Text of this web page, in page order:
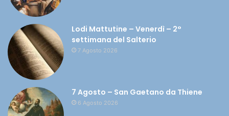
Lodi Mattutine – Venerdì – 2°
settimana del Salterio
7 Agosto 2026
7 Agosto – San Gaetano da Thiene
6 Agosto 2026